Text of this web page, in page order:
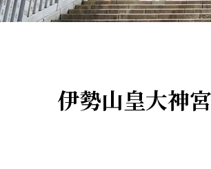
伊勢山皇大神